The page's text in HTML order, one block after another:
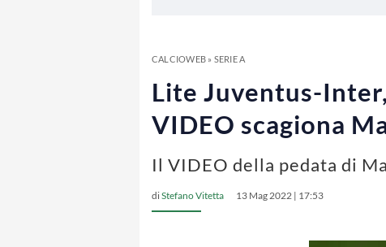
CALCIOWEB» SERIE A
Lite Juventus-
VIDEO scagiona
Il VIDEO della pedata di
diStefano Vitetta 13 Mag 2022 | 17:53